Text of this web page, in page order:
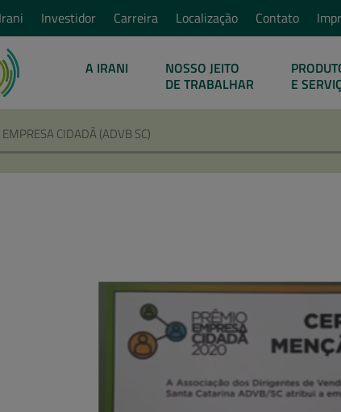
Investidor Carreira Localização Contato
A IRANI
NOSSO JEITO
DE TRABALHAR
E
CIDADÃ (ADVB SC)